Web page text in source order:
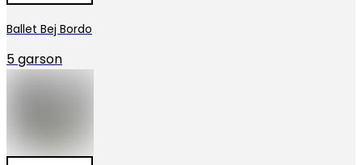
Ballet Bej Bordo
5 garson